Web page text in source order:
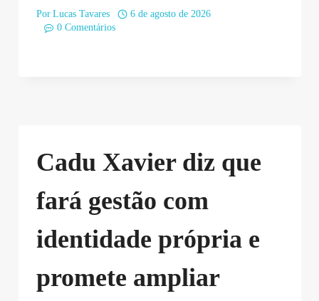
Por Lucas Tavares
6 de agosto de 2026
0 Comentários
Cadu Xavier diz que
fará gestão com
identidade própria e
promete ampliar